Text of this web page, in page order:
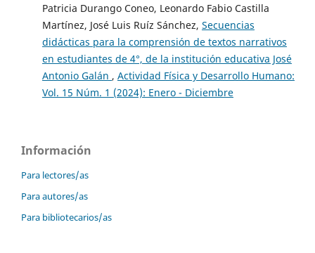
Patricia Durango Coneo, Leonardo Fabio Castilla
Martínez, José Luis Ruíz Sánchez, Secuencias
didácticas para la comprensión de textos narrativos
en estudiantes de 4°, de la institución educativa José
Antonio Galán , Actividad Física y Desarrollo Humano:
Vol. 15 Núm. 1 (2024): Enero - Diciembre
Información
Para lectores/as
Para autores/as
Para bibliotecarios/as